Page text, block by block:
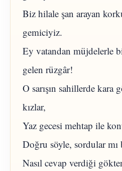
Biz hilale şan arayan
gemiciyiz.
Ey vatandan müjdelerle
gelen rüzgâr!
O sarışın sahillerde kara
kızlar,
Yaz gecesi mehtap ile
Doğru söyle, sordular mı
Nasıl cevap verdiği